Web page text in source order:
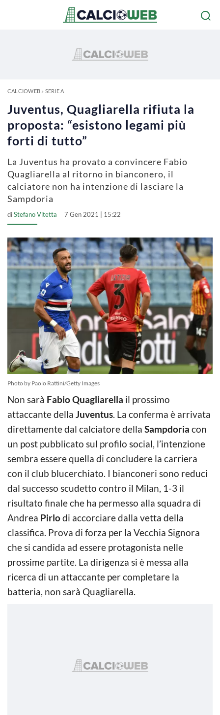
CALCIOWEB» SERIE A
Juventus, Quagliarella rifiuta la
proposta: “esistono legami più
forti di tutto”
La Juventus ha provato a convincere Fabio
Quagliarella al ritorno in bianconero, il
calciatore non ha intenzione di lasciare la
Sampdoria
diStefano Vitetta 7 Gen 2021 | 15:22
Photo by Paolo Rattini/Getty Images
Non sarà Fabio Quagliarella il prossimo
attaccante della Juventus. La conferma è arrivata
direttamente dal calciatore della Sampdoria con
un post pubblicato sul profilo social, l’intenzione
sembra essere quella di concludere la carriera
con il club blucerchiato. I bianconeri sono reduci
dal successo scudetto contro il Milan, 1-3 il
risultato finale che ha permesso alla squadra di
Andrea Pirlodi accorciare dalla vetta della
classifica. Prova di forza per la Vecchia Signora
che si candida ad essere protagonista nelle
prossime partite. La dirigenza si è messa alla
ricerca di un attaccante per completare la
batteria, non sarà Quagliarella.